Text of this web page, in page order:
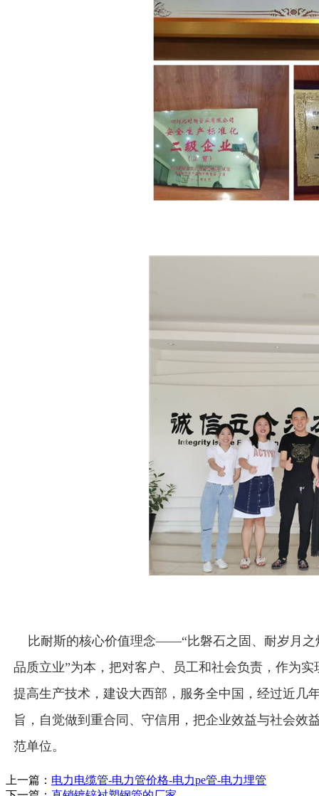
比耐斯的核心价值理念——“比磐石之固、耐岁月之
品质立业”为本，把对客户、员工和社会负责，作为
提高生产技术，建设大西部，服务全中国，经过近几
旨，自觉做到重合同、守信用，把企业效益与社会效
范单位。
上一篇： 电力电缆管-电力管价格-电力pe管-电力埋管